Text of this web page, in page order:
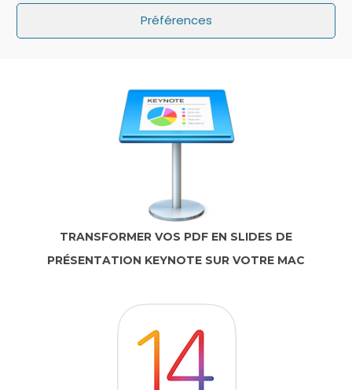
Préférences
IOS: QUE FAIRE SI LE MINUTEUR NE S’AFFICHE
PAS SUR L’ÉCRAN DE VERROUILLAGE ?
TRANSFORMER VOS PDF EN SLIDES DE
PRÉSENTATION KEYNOTE SUR VOTRE MAC